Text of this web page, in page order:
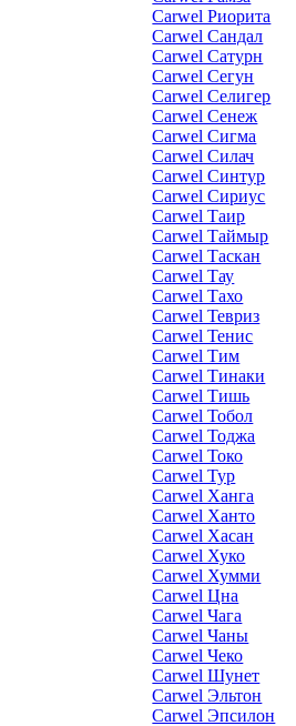
Carwel Риорита
Carwel Сандал
Carwel Сатурн
Carwel Сегун
Carwel Селигер
Carwel Сенеж
Carwel Сигма
Carwel Силач
Carwel Синтур
Carwel Сириус
Carwel Таир
Carwel Таймыр
Carwel Таскан
Carwel Тау
Carwel Тахо
Carwel Тевриз
Carwel Тенис
Carwel Тим
Carwel Тинаки
Carwel Тишь
Carwel Тобол
Carwel Тоджа
Carwel Токо
Carwel Тур
Carwel Ханга
Carwel Ханто
Carwel Хасан
Carwel Хуко
Carwel Хумми
Carwel Цна
Carwel Чага
Carwel Чаны
Carwel Чеко
Carwel Шунет
Carwel Эльтон
Carwel Эпсилон